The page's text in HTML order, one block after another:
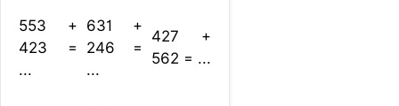
553 +
423 =
...
631 +
246 =
...
427 +
562 = ...